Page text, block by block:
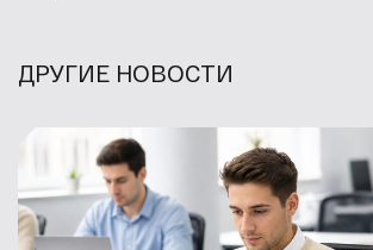
ДРУГИЕ НОВОСТИ